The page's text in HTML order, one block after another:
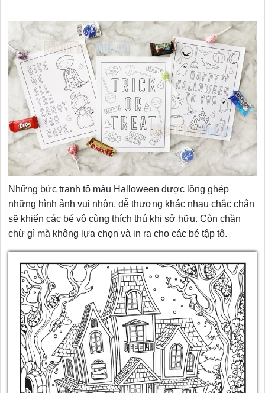
Những bức tranh tô màu Halloween được lồng ghép
những hình ảnh vui nhộn, dễ thương khác nhau chắc chắn
sẽ khiến các bé vô cùng thích thú khi sở hữu. Còn chần
chừ gì mà không lựa chọn và in ra cho các bé tập tô.